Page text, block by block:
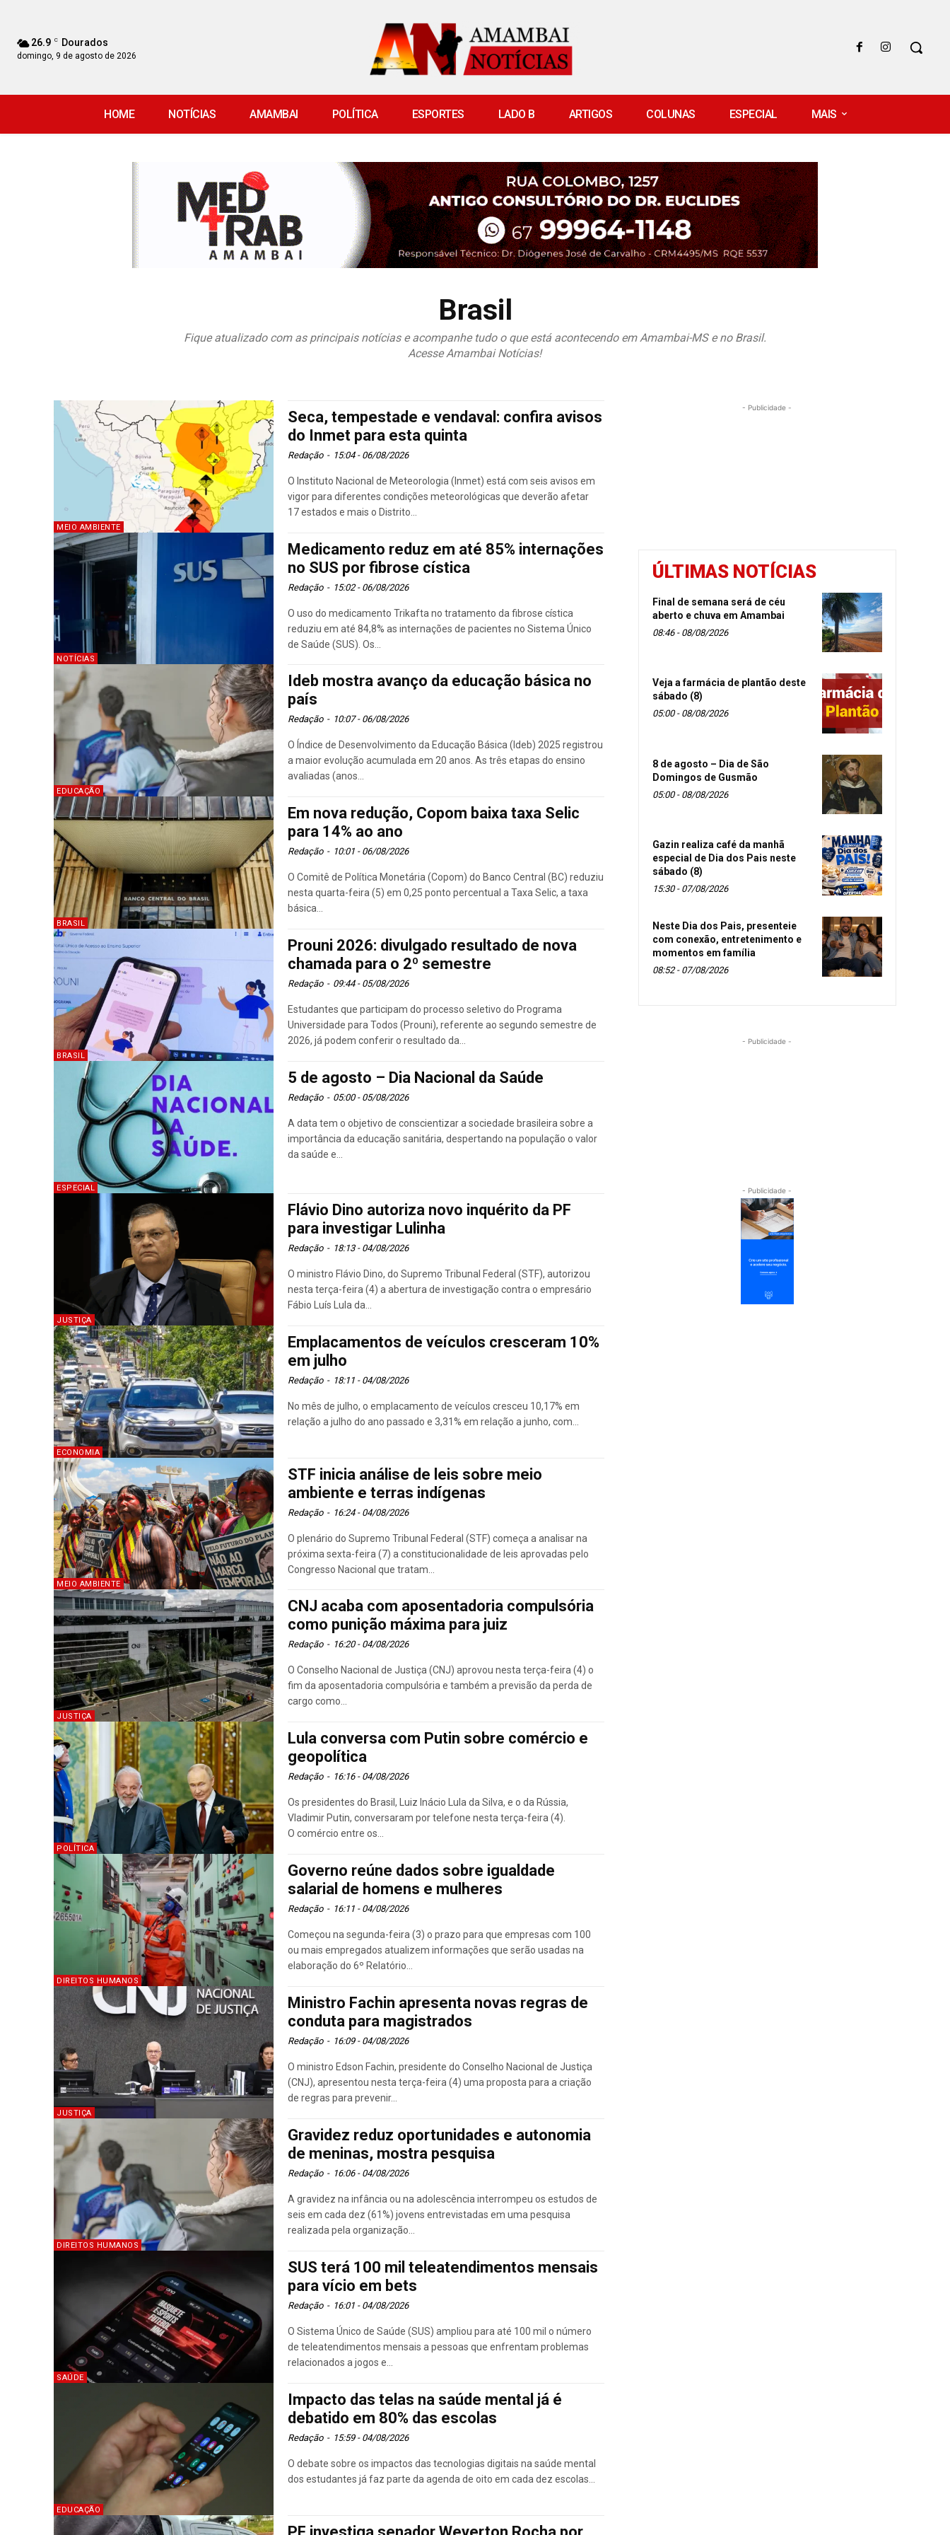
26.9 C Dourados
domingo, 9 de agosto de 2026
HOME NOTÍCIAS AMAMBAI POLÍTICA ESPORTES LADO B ARTIGOS COLUNAS ESPECIAL MAIS
Brasil
Fique atualizado com as principais notícias e acompanhe tudo o que está acontecendo em Amambai-MS e no Brasil.
Acesse Amambai Notícias!
MEIO AMBIENTE
Seca, tempestade e vendaval: confira avisos
do Inmet para esta quinta
Redação - 15:04 - 06/08/2026
O Instituto Nacional de Meteorologia (Inmet) está com seis avisos em
vigor para diferentes condições meteorológicas que deverão afetar
17 estados e mais o Distrito...
NOTÍCIAS
Medicamento reduz em até 85% internações
no SUS por fibrose cística
Redação - 15:02 - 06/08/2026
O uso do medicamento Trikafta no tratamento da fibrose cística
reduziu em até 84,8% as internações de pacientes no Sistema Único
de Saúde (SUS). Os...
EDUCAÇÃO
Ideb mostra avanço da educação básica no
país
Redação - 10:07 - 06/08/2026
O Índice de Desenvolvimento da Educação Básica (Ideb) 2025 registrou
a maior evolução acumulada em 20 anos. As três etapas do ensino
avaliadas (anos...
BRASIL
Em nova redução, Copom baixa taxa Selic
para 14% ao ano
Redação - 10:01 - 06/08/2026
O Comitê de Política Monetária (Copom) do Banco Central (BC) reduziu
nesta quarta-feira (5) em 0,25 ponto percentual a Taxa Selic, a taxa
básica...
BRASIL
Prouni 2026: divulgado resultado de nova
chamada para o 2º semestre
Redação - 09:44 - 05/08/2026
Estudantes que participam do processo seletivo do Programa
Universidade para Todos (Prouni), referente ao segundo semestre de
2026, já podem conferir o resultado da...
ESPECIAL
5 de agosto – Dia Nacional da Saúde
Redação - 05:00 - 05/08/2026
A data tem o objetivo de conscientizar a sociedade brasileira sobre a
importância da educação sanitária, despertando na população o valor
da saúde e...
JUSTIÇA
Flávio Dino autoriza novo inquérito da PF
para investigar Lulinha
Redação - 18:13 - 04/08/2026
O ministro Flávio Dino, do Supremo Tribunal Federal (STF), autorizou
nesta terça-feira (4) a abertura de investigação contra o empresário
Fábio Luís Lula da...
ECONOMIA
Emplacamentos de veículos cresceram 10%
em julho
Redação - 18:11 - 04/08/2026
No mês de julho, o emplacamento de veículos cresceu 10,17% em
relação a julho do ano passado e 3,31% em relação a junho, com...
MEIO AMBIENTE
STF inicia análise de leis sobre meio
ambiente e terras indígenas
Redação - 16:24 - 04/08/2026
O plenário do Supremo Tribunal Federal (STF) começa a analisar na
próxima sexta-feira (7) a constitucionalidade de leis aprovadas pelo
Congresso Nacional que tratam...
JUSTIÇA
CNJ acaba com aposentadoria compulsória
como punição máxima para juiz
Redação - 16:20 - 04/08/2026
O Conselho Nacional de Justiça (CNJ) aprovou nesta terça-feira (4) o
fim da aposentadoria compulsória e também a previsão da perda de
cargo como...
POLÍTICA
Lula conversa com Putin sobre comércio e
geopolítica
Redação - 16:16 - 04/08/2026
Os presidentes do Brasil, Luiz Inácio Lula da Silva, e o da Rússia,
Vladimir Putin, conversaram por telefone nesta terça-feira (4).
O comércio entre os...
DIREITOS HUMANOS
Governo reúne dados sobre igualdade
salarial de homens e mulheres
Redação - 16:11 - 04/08/2026
Começou na segunda-feira (3) o prazo para que empresas com 100
ou mais empregados atualizem informações que serão usadas na
elaboração do 6º Relatório...
JUSTIÇA
Ministro Fachin apresenta novas regras de
conduta para magistrados
Redação - 16:09 - 04/08/2026
O ministro Edson Fachin, presidente do Conselho Nacional de Justiça
(CNJ), apresentou nesta terça-feira (4) uma proposta para a criação
de regras para prevenir...
DIREITOS HUMANOS
Gravidez reduz oportunidades e autonomia
de meninas, mostra pesquisa
Redação - 16:06 - 04/08/2026
A gravidez na infância ou na adolescência interrompeu os estudos de
seis em cada dez (61%) jovens entrevistadas em uma pesquisa
realizada pela organização...
SAÚDE
SUS terá 100 mil teleatendimentos mensais
para vício em bets
Redação - 16:01 - 04/08/2026
O Sistema Único de Saúde (SUS) ampliou para até 100 mil o número
de teleatendimentos mensais a pessoas que enfrentam problemas
relacionados a jogos e...
EDUCAÇÃO
Impacto das telas na saúde mental já é
debatido em 80% das escolas
Redação - 15:59 - 04/08/2026
O debate sobre os impactos das tecnologias digitais na saúde mental
dos estudantes já faz parte da agenda de oito em cada dez escolas...
PF investiga senador Weverton Rocha por
- Publicidade -
ÚLTIMAS NOTÍCIAS
Final de semana será de céu
aberto e chuva em Amambai
08:46 - 08/08/2026
Veja a farmácia de plantão deste
sábado (8)
05:00 - 08/08/2026
8 de agosto – Dia de São
Domingos de Gusmão
05:00 - 08/08/2026
Gazin realiza café da manhã
especial de Dia dos Pais neste
sábado (8)
15:30 - 07/08/2026
Neste Dia dos Pais, presenteie
com conexão, entretenimento e
momentos em família
08:52 - 07/08/2026
- Publicidade -
- Publicidade -